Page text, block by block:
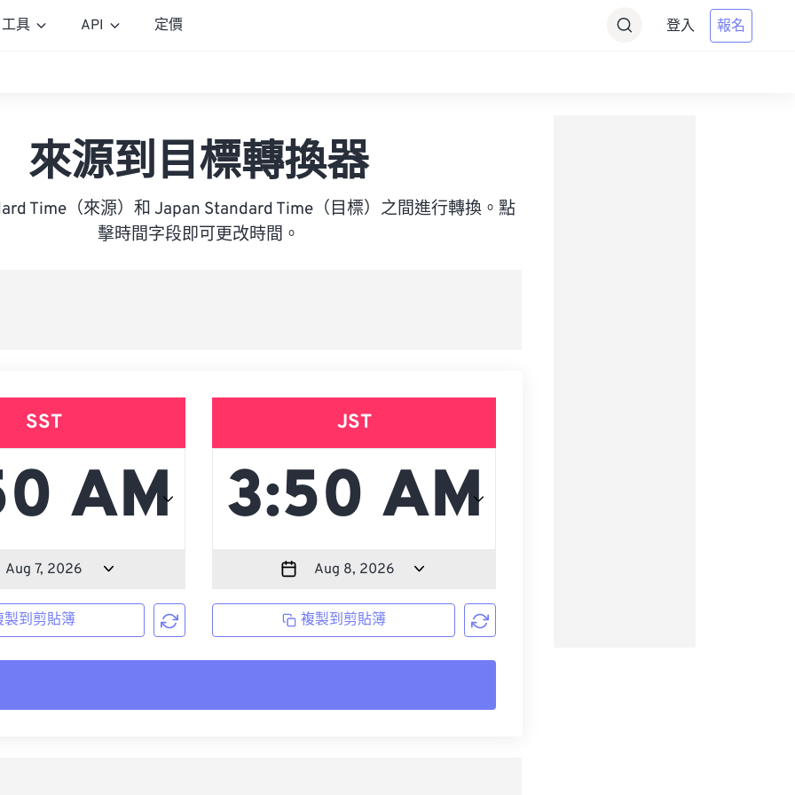
工具 API 定價 登入 報名
來源到目標轉換器
Time（來源）和 Japan Standard Time（目標）之間進行轉換。點
擊時間字段即可更改時間。
SST
製到剪貼簿
JST
複製到剪貼簿